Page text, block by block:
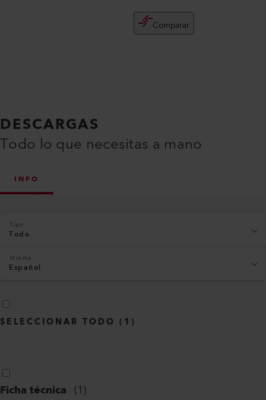
Comparar
DESCARGAS
Todo lo que necesitas a mano
INFO
Tipo
Todo
Idioma
Español
SELECCIONAR TODO ( 1 )
Ficha técnica (1)